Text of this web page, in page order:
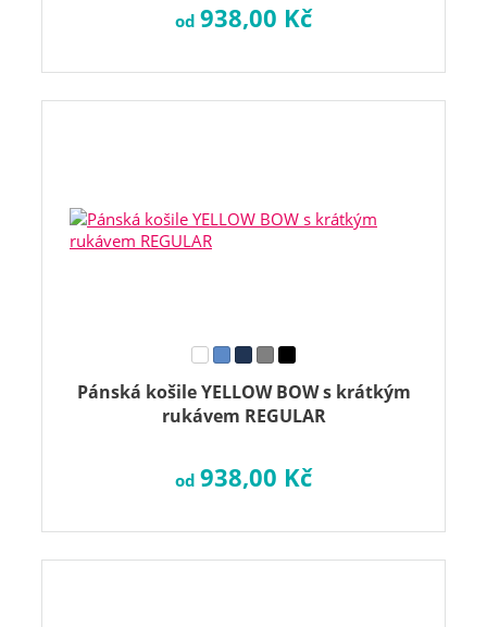
od 938,00 Kč
Pánská košile YELLOW BOW s krátkým
rukávem REGULAR
od 938,00 Kč